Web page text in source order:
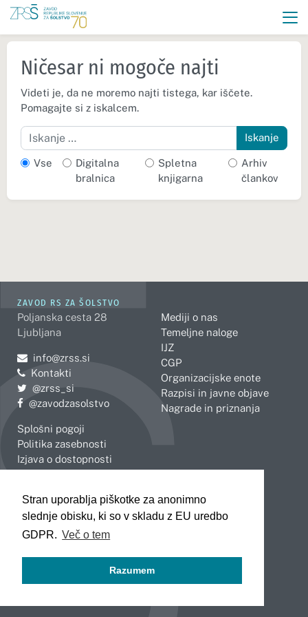
Stran uporablja piškotke za anonimno
slednje obisku, ki so v skladu z EU uredbo
GDPR. Več o tem
Razumem
Ničesar ni mogoče najti
Videti je, da ne moremo najti tistega, kar iščete.
Pomagajte si z iskalcem.
Iskanje
Vse
Digitalna
bralnica
Spletna
knjigarna
Arhiv
člankov
ZAVOD RS ZA ŠOLSTVO
Poljanska cesta 28
Ljubljana
Pošljite e-mail na
info@zrss.si
Kontakti
Pojdite na Twitter:
@zrss_si
Pojdite na Facebook:
@zavodzasolstvo
Splošni pogoji
Politika zasebnosti
Izjava o dostopnosti
Mediji o nas
Temeljne naloge
IJZ
CGP
Organizacijske enote
Razpisi in javne objave
Nagrade in priznanja
Celje
Koper
Kranj
Novo mesto
Slovenj Gradec